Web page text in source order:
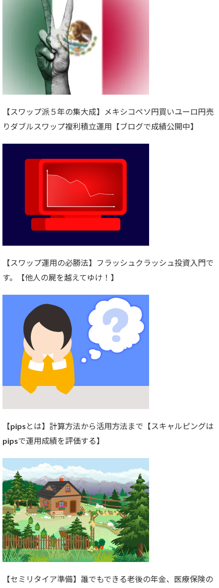
【スワップ派５年の集大成】メキシコペソ円買いユーロ円売
りダブルスワップ複利積立運用【ブログで成績公開中】
【スワップ運用の必勝法】フラッシュクラッシュ投資入門で
す。【他人の屍を越えてゆけ！】
【pipsとは】計算方法から活用方法まで【スキャルピングは
pipsで運用成績を評価する】
【セミリタイア準備】誰でもできる老後の年金、医療保険の